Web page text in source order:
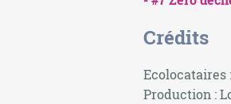
Crédits
Ecolocataires
Production :